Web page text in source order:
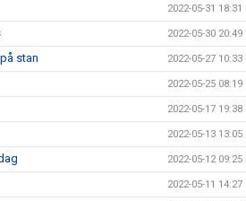
2022-05-31 18:31
2022-05-30 20:49
stan 2022-05-27 10:33
2022-05-25 08:19
2022-05-17 19:38
2022-05-13 13:05
2022-05-12 09:25
2022-05-11 14:27